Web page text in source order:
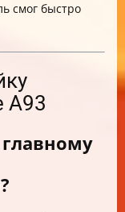
смог быстро
A93